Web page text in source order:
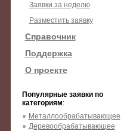
Заявки за неделю
Разместить заявку
Справочник
Поддержка
О проекте
Популярные заявки по
категориям:
Металлообрабатывающее
Деревообрабатывающее